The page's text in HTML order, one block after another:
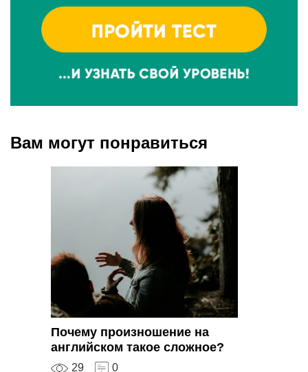
Вам могут понравиться
Почему произношение на
английском такое сложное?
29 0